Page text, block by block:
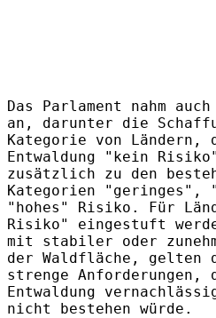
Das Parlament nahm
an, darunter die
Kategorie von
Entwaldung "kein
zusätzlich zu den
Kategorien "geringes",
"hohes" Risiko. Für
Risiko" eingestuft
mit stabiler oder
der Waldfläche, gelten
strenge Anforderungen,
Entwaldung
nicht bestehen würde.